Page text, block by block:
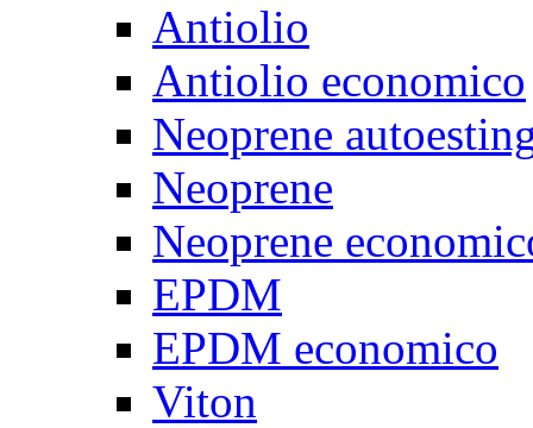
Antiolio
Antiolio economico
Neoprene
Neoprene
Neoprene
EPDM
EPDM economico
Viton